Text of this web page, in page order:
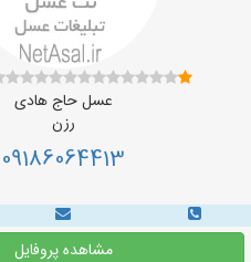
عسل حاج هادی
رزن
09186064413
مشاهده پروفایل